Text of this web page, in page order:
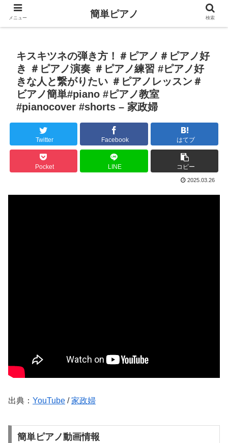
キスキツネの弾き方！＃ピアノ＃ピアノ好
き ＃ピアノ演奏 ＃ピアノ練習 #ピアノ好
きな人と繋がりたい ＃ピアノレッスン＃
ビアノ簡単#piano #ピアノ教室
#pianocover #shorts – 家政婦
Twitter Facebook はてブ
Pocket LINE コピー
2025.03.26
出典： YouTube /家政婦
簡単ピアノ動画情報
メニュー 簡単ピアノ 検索